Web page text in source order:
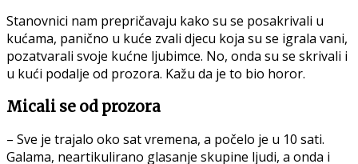
Stanovnici nam prepričavaju kako su se posakrivali u
kućama, panično u kuće zvali djecu koja su se igrala vani,
pozatvarali svoje kućne ljubimce. No, onda su se skrivali i
u kući podalje od prozora. Kažu da je to bio horor.
Micali se od prozora
– Sve je trajalo oko sat vremena, a počelo je u 10 sati.
Galama, neartikulirano glasanje skupine ljudi, a onda i